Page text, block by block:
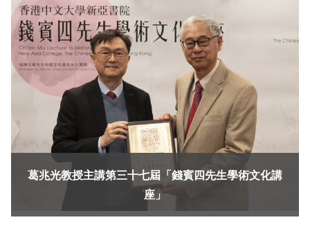
葛兆光教授主講第三十七屆「錢賓四先生學術文化講
座」